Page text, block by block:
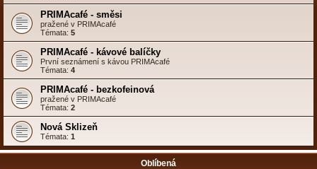
PRIMAcafé - směsi
pražené v PRIMAcafé
Témata: 5
PRIMAcafé - kávové balíčky
První seznámení s kávou PRIMAcafé
Témata: 4
PRIMAcafé - bezkofeinová
pražené v PRIMAcafé
Témata: 2
Nová Sklizeň
Témata: 1
Oblíbená